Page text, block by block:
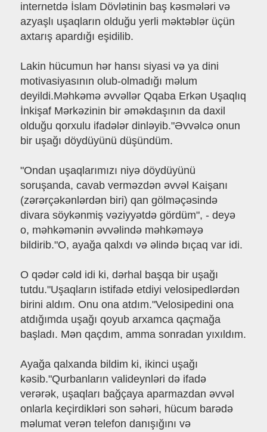
internetdə İslam Dövlətinin baş kəsmələri və
azyaşlı uşaqların olduğu yerli məktəblər üçün
axtarış apardığı eşidilib.
Lakin hücumun hər hansı siyasi və ya dini
motivasiyasının olub-olmadığı məlum
deyildi.Məhkəmə əvvəllər Qqaba Erkən Uşaqlıq
İnkişaf Mərkəzinin bir əməkdaşının da daxil
olduğu qorxulu ifadələr dinləyib."Əvvəlcə onun
bir uşağı döydüyünü düşündüm.
"Ondan uşaqlarımızı niyə döydüyünü
soruşanda, cavab verməzdən əvvəl Kaişanı
(zərərçəkənlərdən biri) qan gölməçəsində
divara söykənmiş vəziyyətdə gördüm", - deyə
o, məhkəmənin əvvəlində məhkəməyə
bildirib."O, ayağa qalxdı və əlində bıçaq var idi.
O qədər cəld idi ki, dərhal başqa bir uşağı
tutdu."Uşaqların istifadə etdiyi velosipedlərdən
birini aldım. Onu ona atdım."Velosipedini ona
atdığımda uşağı qoyub arxamca qaçmağa
başladı. Mən qaçdım, amma sonradan yıxıldım.
Ayağa qalxanda bildim ki, ikinci uşağı
kəsib."Qurbanların valideynləri də ifadə
verərək, uşaqları bağçaya aparmazdan əvvəl
onlarla keçirdikləri son səhəri, hücum barədə
məlumat verən telefon danışığını və